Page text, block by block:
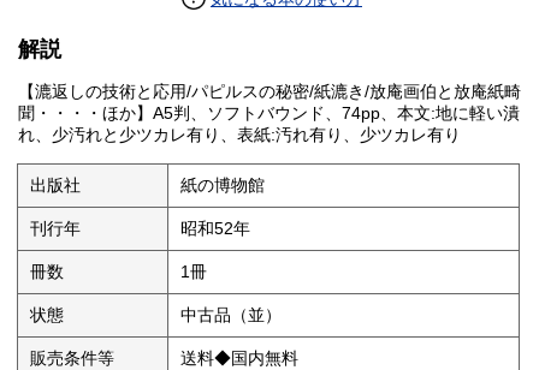
解説
【漉返しの技術と応用/パピルスの秘密/紙漉き/放庵画伯と放庵紙畸
聞・・・・ほか】A5判、ソフトバウンド、74pp、本文:地に軽い潰
れ、少汚れと少ツカレ有り、表紙:汚れ有り、少ツカレ有り
出版社 紙の博物館
刊行年 昭和52年
冊数 1冊
状態 中古品（並）
販売条件等 送料◆国内無料